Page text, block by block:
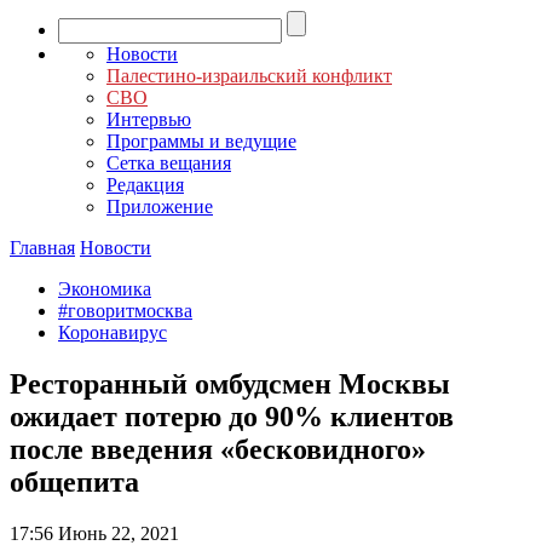
Новости
Палестино-израильский конфликт
СВО
Интервью
Программы и ведущие
Сетка вещания
Редакция
Приложение
Главная Новости
Экономика
#говоритмосква
Коронавирус
Ресторанный омбудсмен Москвы
ожидает потерю до 90% клиентов
после введения «бесковидного»
общепита
17:56 Июнь 22, 2021